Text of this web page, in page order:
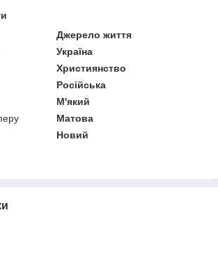
Джерело життя
Україна
Християнство
Російська
М'який
Матова
Новий